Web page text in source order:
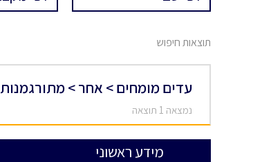
תוצאות חיפוש
עדים מומחים > אחר > מתורגמנות
נמצאה 1 תוצאה
מידע ראשוני